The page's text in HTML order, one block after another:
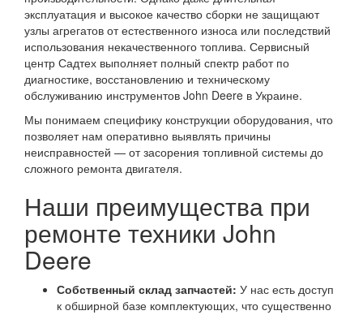
ремонта
эксплуатация и высокое качество сборки не защищают
узлы агрегатов от естественного износа или последствий
использования некачественного топлива. Сервисный
центр Садтех выполняет полный спектр работ по
диагностике, восстановлению и техническому
обслуживанию инструментов John Deere в Украине.
Мы понимаем специфику конструкции оборудования, что
позволяет нам оперативно выявлять причины
неисправностей — от засорения топливной системы до
сложного ремонта двигателя.
Наши преимущества при
ремонте техники John
Deere
Собственный склад запчастей: У нас есть доступ
к обширной базе комплектующих, что существенно